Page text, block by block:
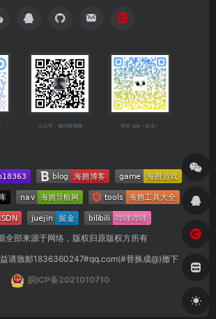
公众号：微信搜海拥 本站 app（安卓）
全部来源于网络，版权归原版权方所有
请致邮1836360247#qq.com(#替换成@)撤下
皖ICP备2021010710